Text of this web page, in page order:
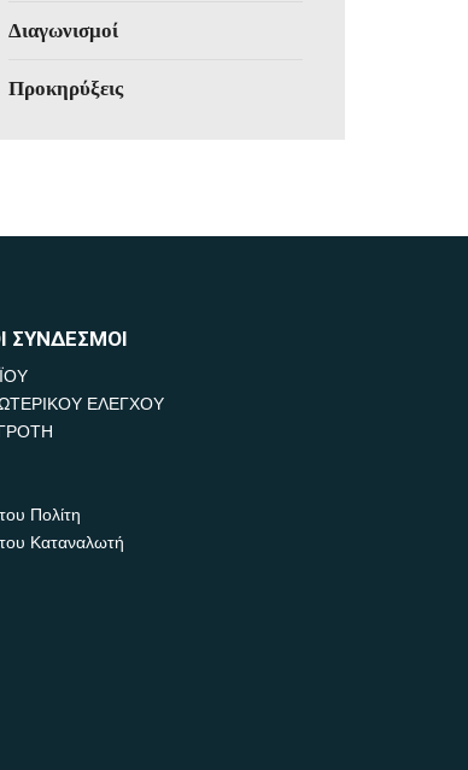
Διαγωνισμοί
Προκηρύξεις
ΣΥΝΔΕΣΜΟΙ
ΕΛΕΓΧΟΥ
Πολίτη
Καταναλωτή